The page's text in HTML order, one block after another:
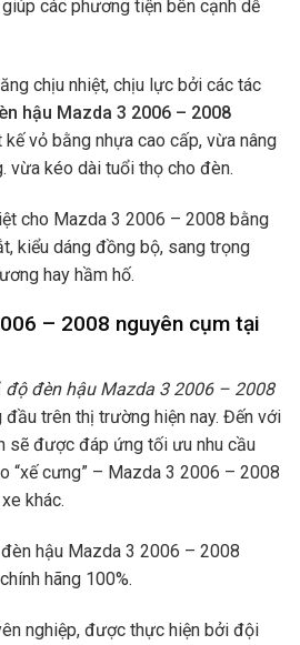
các phương tiện bên cạnh dễ
chịu nhiệt, chịu lực bởi các tác
hậu Mazda 3 2006 – 2008
vỏ bằng nhựa cao cấp, vừa nâng
vừa kéo dài tuổi thọ cho đèn.
cho Mazda 3 2006 – 2008 bằng
kiểu dáng đồng bộ, sang trọng
hay hầm hố.
– 2008 nguyên cụm tại
độ đèn hậu Mazda 3 2006 – 2008
đầu trên thị trường hiện nay. Đến với
sẽ được đáp ứng tối ưu nhu cầu
“xế cưng” – Mazda 3 2006 – 2008
khác.
hậu Mazda 3 2006 – 2008
hãng 100%.
nghiệp, được thực hiện bởi đội